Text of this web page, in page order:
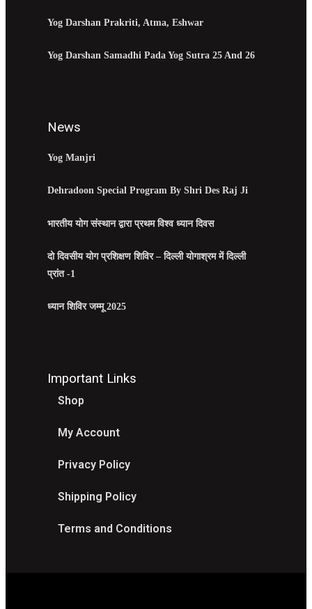
Yog Darshan Prakriti, Atma, Eshwar
Yog Darshan Samadhi Pada Yog Sutra 25 And 26
News
Yog Manjri
Dehradoon Special Program By Shri Des Raj Ji
भारतीय योग संस्थान द्वारा प्रथम विश्व ध्यान दिवस
दो दिवसीय योग प्रशिक्षण शिविर – दिल्ली योगाश्रम में दिल्ली
प्रांत -1
ध्यान शिविर जम्मू 2025
Important Links
Shop
My Account
Privacy Policy
Shipping Policy
Terms and Conditions